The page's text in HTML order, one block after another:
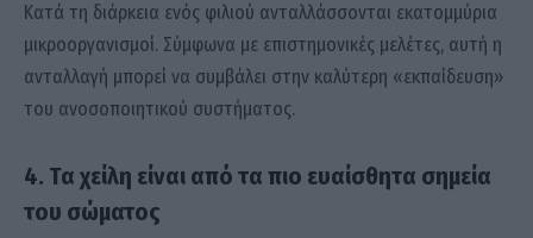
Κατά τη διάρκεια ενός φιλιού ανταλλάσσονται εκατομμύρια
μικροοργανισμοί. Σύμφωνα με επιστημονικές μελέτες, αυτή η
ανταλλαγή μπορεί να συμβάλει στην καλύτερη «εκπαίδευση»
του ανοσοποιητικού συστήματος.
4. Τα χείλη είναι από τα πιο ευαίσθητα σημεία
του σώματος